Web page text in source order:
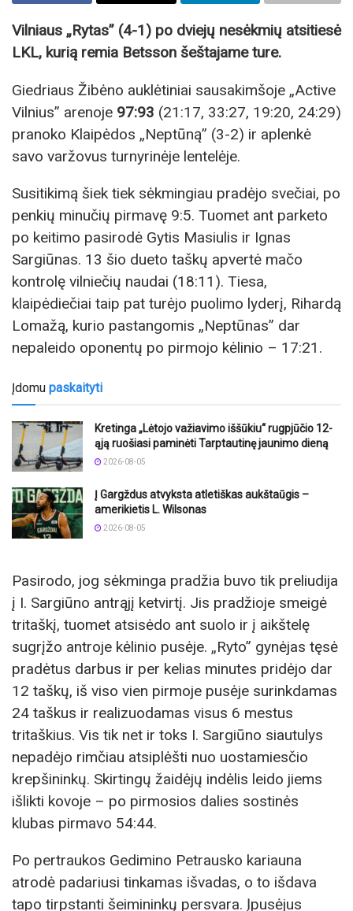
Vilniaus „Rytas” (4-1) po dviejų nesėkmių atsitiesė
LKL, kurią remia Betsson šeštajame ture.
Giedriaus Žibėno auklėtiniai sausakimšoje „Active
Vilnius” arenoje 97:93 (21:17, 33:27, 19:20, 24:29)
pranoko Klaipėdos „Neptūną” (3-2) ir aplenkė
savo varžovus turnyrinėje lentelėje.
Susitikimą šiek tiek sėkmingiau pradėjo svečiai, po
penkių minučių pirmavę 9:5. Tuomet ant parketo
po keitimo pasirodė Gytis Masiulis ir Ignas
Sargiūnas. 13 šio dueto taškų apvertė mačo
kontrolę vilniečių naudai (18:11). Tiesa,
klaipėdiečiai taip pat turėjo puolimo lyderį, Rihardą
Lomažą, kurio pastangomis „Neptūnas” dar
nepaleido oponentų po pirmojo kėlinio – 17:21.
Įdomu paskaityti
Kretinga „Lėtojo važiavimo iššūkiu“ rugpjūčio 12-
ąją ruošiasi paminėti Tarptautinę jaunimo dieną
2026-08-05
Į Gargždus atvyksta atletiškas aukštaūgis –
amerikietis L. Wilsonas
2026-08-05
Pasirodo, jog sėkminga pradžia buvo tik preliudija
į I. Sargiūno antrąjį ketvirtį. Jis pradžioje smeigė
tritaškį, tuomet atsisėdo ant suolo ir į aikštelę
sugrįžo antroje kėlinio pusėje. „Ryto” gynėjas tęsė
pradėtus darbus ir per kelias minutes pridėjo dar
12 taškų, iš viso vien pirmoje pusėje surinkdamas
24 taškus ir realizuodamas visus 6 mestus
tritaškius. Vis tik net ir toks I. Sargiūno siautulys
nepadėjo rimčiau atsiplėšti nuo uostamiesčio
krepšininkų. Skirtingų žaidėjų indėlis leido jiems
išlikti kovoje – po pirmosios dalies sostinės
klubas pirmavo 54:44.
Po pertraukos Gedimino Petrausko kariauna
atrodė padariusi tinkamas išvadas, o to išdava
tapo tirpstanti šeimininkų persvara. Įpusėjus